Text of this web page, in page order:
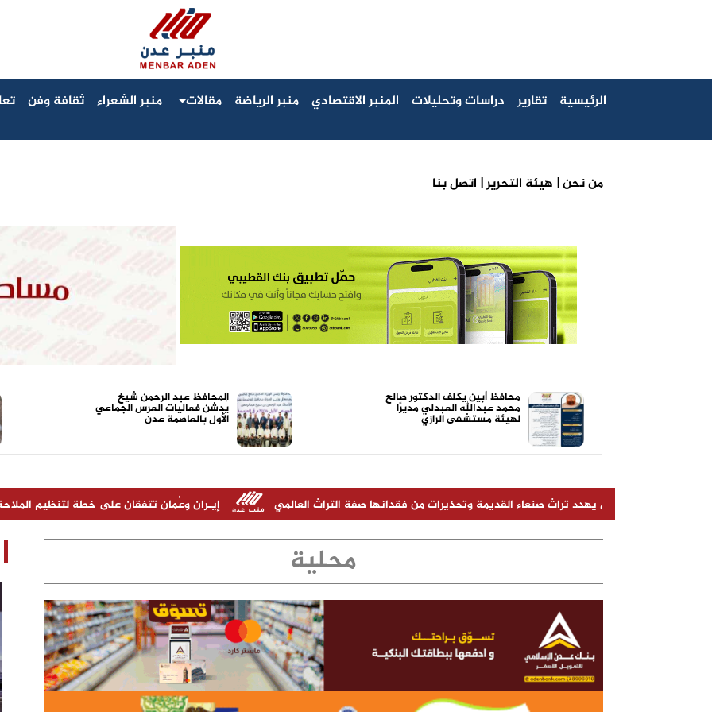
من نحن | هيئة التحرير | اتصل بنا
الرئيسية تقارير دراسات وتحليلات المنبر الاقتصادي منبر الرياضة مقالات منبر الشعراء ثقافة وفن
محافظ أبين يكلف الدكتور صالح
محمد عبدالله العبدلي مديرًا
لهيئة مستشفى الرازي
المحافظ عبد الرحمن شيخ
يُدشن فعاليات العرس الجماعي
الأول بالعاصمة عدن
يهدد تراث صنعاء القديمة وتحذيرات من فقدانها صفة التراث العالمي إيـران وعُمان تتفقان على خطة لتنظيم الملاحة في مضيق
محلية
الجندي المجهول (أبو زرعة المحرمي)
مدير شركة "أولاد صلاح" شخص ناجح ونقل
الشركة نقله نوعية خلال سنوات